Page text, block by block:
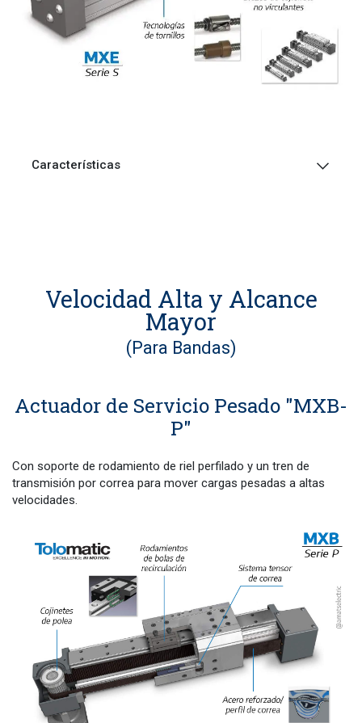
Características
Velocidad Alta y Alcance
Mayor
(Para Bandas)
Actuador de Servicio Pesado "MXB-
P"
Con soporte de rodamiento de riel perfilado y un tren de
transmisión por correa para mover cargas pesadas a altas
velocidades.